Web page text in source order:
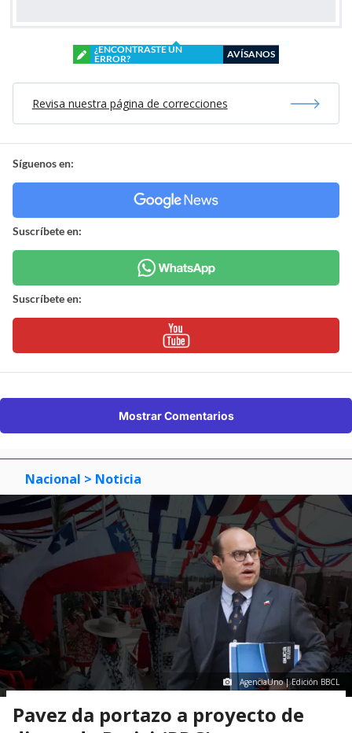
¿ENCONTRASTE UN
ERROR?
AVÍSANOS
Revisa nuestra página de correcciones
Síguenos en:
Suscríbete en:
Suscríbete en:
Mostrar Comentarios
Nacional > Noticia
AgenciaUno | Edición BBCL
Pavez da portazo a proyecto de